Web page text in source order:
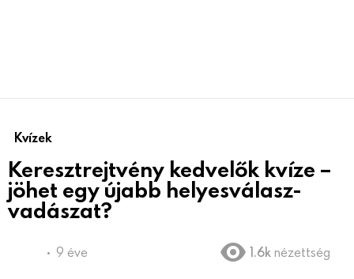
Kvízek
Keresztrejtvény kedvelők kvíze –
jöhet egy újabb helyesválasz-
vadászat?
9 éve 1.6k nézettség